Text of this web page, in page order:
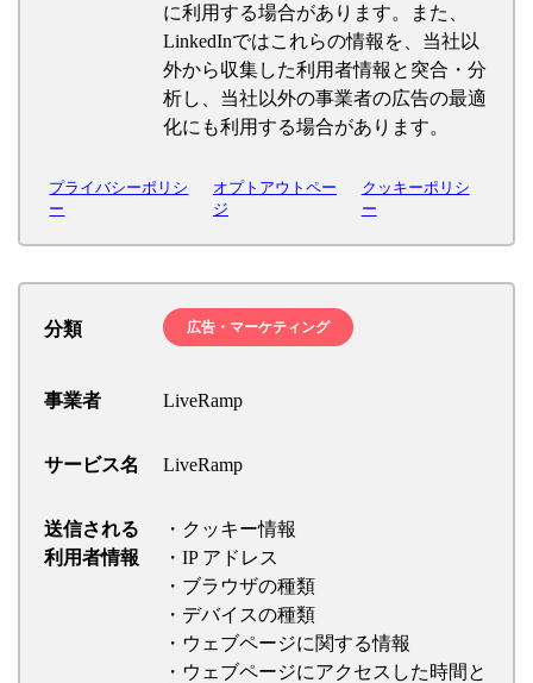
に利用する場合があります。また、
LinkedInではこれらの情報を、当社以
外から収集した利用者情報と突合・分
析し、当社以外の事業者の広告の最適
化にも利用する場合があります。
プライバシーポリシ
ー
オプトアウトペー
ジ
クッキーポリシ
ー
分類 広告・マーケティング
事業者 LiveRamp
サービス名 LiveRamp
送信される
利用者情報
・クッキー情報
・IP アドレス
・ブラウザの種類
・デバイスの種類
・ウェブページに関する情報
・ウェブページにアクセスした時間と